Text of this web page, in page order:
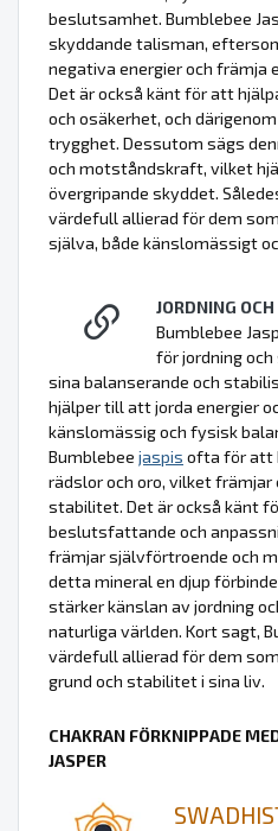
beslutsamhet. Bumblebee
skyddande talisman,
negativa energier och främja
Det är också känt för att
och osäkerhet, och
trygghet. Dessutom sägs
och motståndskraft, vilket
övergripande skyddet.
värdefull allierad för dem
själva, både känslomässigt
JORDNING
Bumblebee
för jordning
sina balanserande och
hjälper till att jorda energier
känslomässig och fysisk
Bumblebee jaspis ofta för att
rädslor och oro, vilket främjar
stabilitet. Det är också känt
beslutsfattande och
främjar självförtroende och
detta mineral en djup
stärker känslan av jordning
naturliga världen. Kort sagt,
värdefull allierad för dem
grund och stabilitet i sina liv.
CHAKRAN FÖRKNIPPADE
JASPER